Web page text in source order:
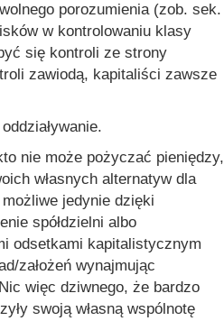
porozumienia (zob. sek.
w kontrolowaniu klasy
się kontroli ze strony
zawiodą, kapitaliści zawsze
nie może pożyczać pieniędzy,
własnych alternatyw dla
jedynie dzięki
spółdzielni albo
odsetkami kapitalistycznym
założeń wynajmując
więc dziwnego, że bardzo
swoją własną wspólnotę